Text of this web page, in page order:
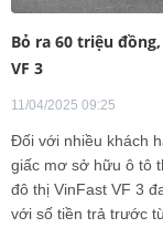
Bỏ ra 60 triệu
VF 3
11/04/2025 09:25
Đối với nhiều khách
giấc mơ sở hữu ô tô
đô thị VinFast VF 3
với số tiền trả trước